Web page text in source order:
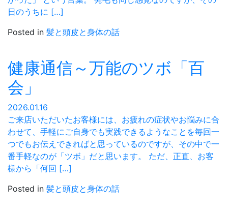
日のうちに […]
Posted in 髪と頭皮と身体の話
健康通信～万能のツボ「百
会」
2026.01.16
ご来店いただいたお客様には、お疲れの症状やお悩みに合
わせて、手軽にご自身でも実践できるようなことを毎回一
つでもお伝えできればと思っているのですが、その中で一
番手軽なのが「ツボ」だと思います。 ただ、正直、お客
様から「何回 […]
Posted in 髪と頭皮と身体の話